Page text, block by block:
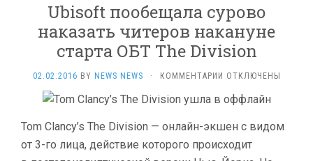
Ubisoft пообещала сурово
наказать читеров накануне
старта ОБТ The Division
02.02.2016 BY NEWS NEWS · КОММЕНТАРИИ К
UBISOFT
СУРОВО
НАКАЗАТЬ
ЧИТЕРОВ
ОТКЛЮЧЕНЫ
Tom Clancy’s The Division — онлайн-экшен с видом
от 3-го лица, действие которого происходит